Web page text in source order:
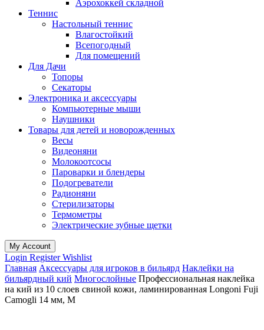
Аэрохоккей складной
Теннис
Настольный теннис
Влагостойкий
Всепогодный
Для помещений
Для Дачи
Топоры
Секаторы
Электроника и аксессуары
Компьютерные мыши
Наушники
Товары для детей и новорожденных
Весы
Видеоняни
Молокоотсосы
Пароварки и блендеры
Подогреватели
Радионяни
Стерилизаторы
Термометры
Электрические зубные щетки
My Account
Login RegisterWishlist
Главная Аксессуары для игроков в бильярд Наклейки на
бильярдный кий Многослойные Профессиональная наклейка
на кий из 10 слоев свиной кожи, ламинированная Longoni Fuji
Camogli 14 мм, M